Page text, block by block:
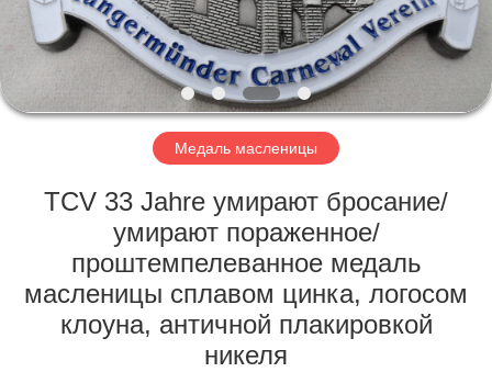
НАС
ПУТЕШЕСТВИЕ
ПРОВЕРКА
КАЧЕСТВА
СВЯЖИТЕСЬ
Медаль масленицы
TCV 33 Jahre умирают бросание/
умирают пораженное/
проштемпелеванное медаль
масленицы сплавом цинка, логосом
клоуна, античной плакировкой
никеля